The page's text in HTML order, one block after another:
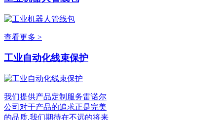
查看更多 >
工业自动化线束保护
我们提供产品定制服务雷诺尔
公司对于产品的追求正是完美
的品质,我们期待在不远的将来